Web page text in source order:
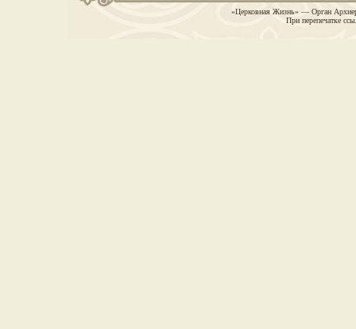
«Церковная Жизнь» — Орган
При перепечатке